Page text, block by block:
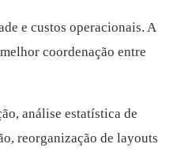
e custos operacionais. A
coordenação entre
análise estatística de
reorganização de layouts